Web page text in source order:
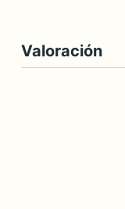
Valoración